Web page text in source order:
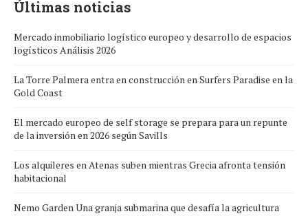
Últimas noticias
Mercado inmobiliario logístico europeo y desarrollo de espacios
logísticos Análisis 2026
La Torre Palmera entra en construcción en Surfers Paradise en la
Gold Coast
El mercado europeo de self storage se prepara para un repunte
de la inversión en 2026 según Savills
Los alquileres en Atenas suben mientras Grecia afronta tensión
habitacional
Nemo Garden Una granja submarina que desafía la agricultura